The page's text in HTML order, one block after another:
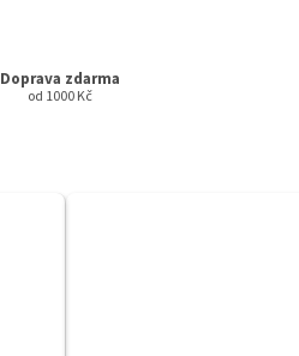
Doprava zdarma
od 1000 Kč